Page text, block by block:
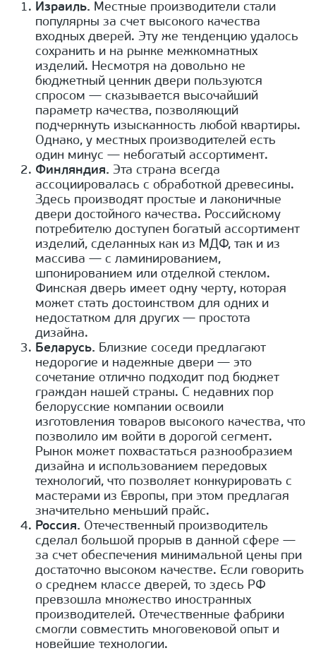
Израиль. Местные производители стали
популярны за счет высокого качества
входных дверей. Эту же тенденцию удалось
сохранить и на рынке межкомнатных
изделий. Несмотря на довольно не
бюджетный ценник двери пользуются
спросом — сказывается высочайший
параметр качества, позволяющий
подчеркнуть изысканность любой квартиры.
Однако, у местных производителей есть
один минус — небогатый ассортимент.
Финляндия. Эта страна всегда
ассоциировалась с обработкой древесины.
Здесь производят простые и лаконичные
двери достойного качества. Российскому
потребителю доступен богатый ассортимент
изделий, сделанных как из МДФ, так и из
массива — с ламинированием,
шпонированием или отделкой стеклом.
Финская дверь имеет одну черту, которая
может стать достоинством для одних и
недостатком для других — простота
дизайна.
Беларусь. Близкие соседи предлагают
недорогие и надежные двери — это
сочетание отлично подходит под бюджет
граждан нашей страны. С недавних пор
белорусские компании освоили
изготовления товаров высокого качества, что
позволило им войти в дорогой сегмент.
Рынок может похвастаться разнообразием
дизайна и использованием передовых
технологий, что позволяет конкурировать с
мастерами из Европы, при этом предлагая
значительно меньший прайс.
Россия. Отечественный производитель
сделал большой прорыв в данной сфере —
за счет обеспечения минимальной цены при
достаточно высоком качестве. Если говорить
о среднем классе дверей, то здесь РФ
превзошла множество иностранных
производителей. Отечественные фабрики
смогли совместить многовековой опыт и
новейшие технологии.